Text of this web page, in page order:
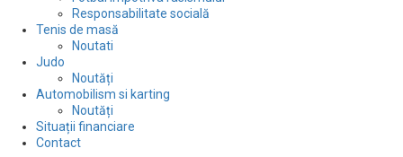
Responsabilitate socială
Tenis de masă
Noutati
Judo
Noutăți
Automobilism si karting
Noutăți
Situații financiare
Contact